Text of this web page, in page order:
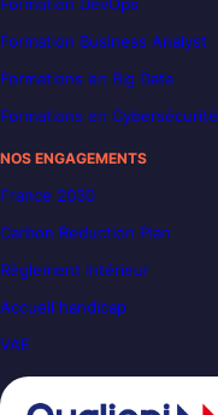
Formation Business Analyst
Formations en Big Data
Formations en Cybersécurité
NOS ENGAGEMENTS
France 2030
Carbon Reduction Plan
Règlement intérieur
Accueil handicap
VAE